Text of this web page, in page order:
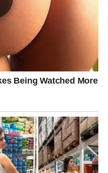
sa nekim moćnim, da
potez koji donosi novac.
razlikovati intuiciju od
je nervozna.
možete:
sliku u narednim